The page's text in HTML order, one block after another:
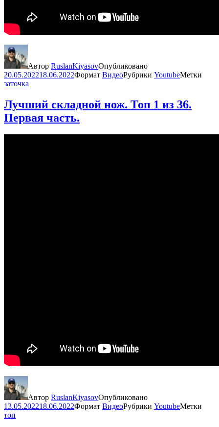
Автор RuslanKiyasovОпубликовано
20.05.202218.06.2022Формат ВидеоРубрики YoutubeМетки
заточка
Лучший складной нож. Топ 1 из 36.
Первая часть.
Автор RuslanKiyasovОпубликовано
13.05.202218.06.2022Формат ВидеоРубрики YoutubeМетки
топ